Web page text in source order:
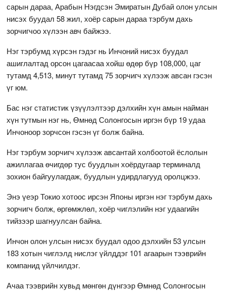
сарын дараа, Арабын Нэгдсэн Эмиратын Дубай олон улсын
нисэх буудал 58 жил, хоёр сарын дараа тэрбум дахь
зорчигчоо хүлээн авч байжээ.
Нэг тэрбумд хүрсэн гэдэг нь Инчоний нисэх буудал
ашиглалтад орсон цагаасаа хойш өдөр бүр 108,000, цаг
тутамд 4,513, минут тутамд 75 зорчигч хүлээж авсан гэсэн
үг юм.
Бас нэг статистик үзүүлэлтээр дэлхийн хүн амын найман
хүн тутмын нэг нь, Өмнөд Солонгосын иргэн бүр 19 удаа
Инчоноор зорчсон гэсэн үг болж байна.
Нэг тэрбум зорчигч хүлээж авсантай холбоотой ёслолын
ажиллагаа өчигдөр тус буудлын хоёрдугаар терминалд
зохион байгуулагдаж, буудлын удирдлагууд оролцжээ.
Энэ үеэр Токио хотоос ирсэн Японы иргэн нэг тэрбум дахь
зорчигч болж, өргөмжлөл, хоёр чиглэлийн нэг удаагийн
тийзээр шагнуулсан байна.
Инчон олон улсын нисэх буудал одоо дэлхийн 53 улсын
183 хотын чиглэлд нислэг үйлддэг 101 агаарын тээврийн
компанид үйлчилдэг.
Ачаа тээврийн хувьд мөнгөн дүнгээр Өмнөд Солонгосын